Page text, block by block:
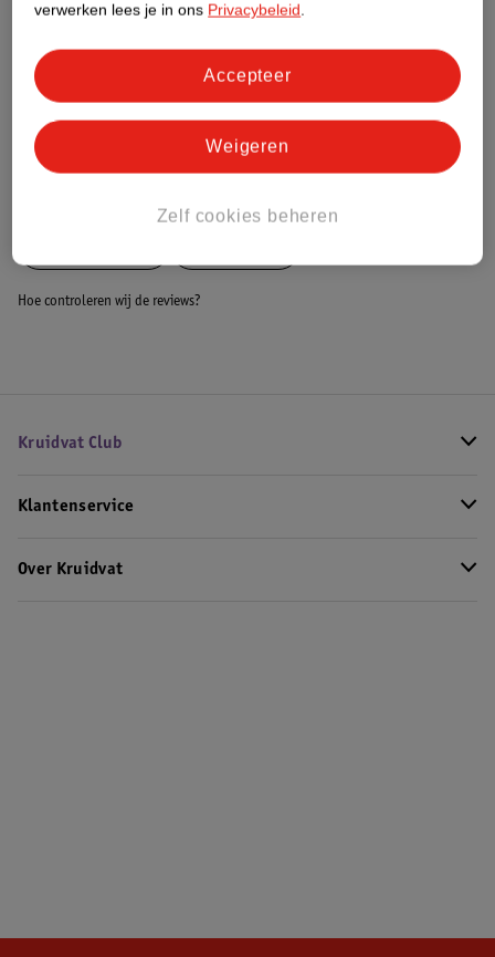
Bestel & Bezorginformatie
Hoe controleren wij de reviews?
Kruidvat Club
Klantenservice
Over Kruidvat
verwerken lees je in ons Privacybeleid.
Zelf cookies beheren
Weigeren
Accepteer